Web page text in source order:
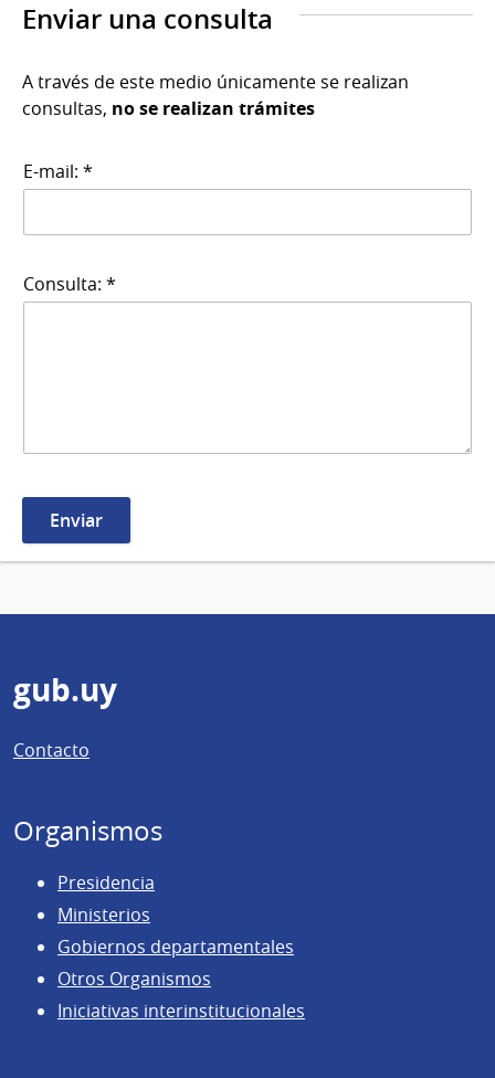
Enviar una consulta
A través de este medio únicamente se realizan
consultas, no se realizan trámites
E-mail: *
Consulta: *
Pie
de
página
gub.uy
Contacto
Organismos
Presidencia
Ministerios
Gobiernos departamentales
Otros Organismos
Iniciativas interinstitucionales